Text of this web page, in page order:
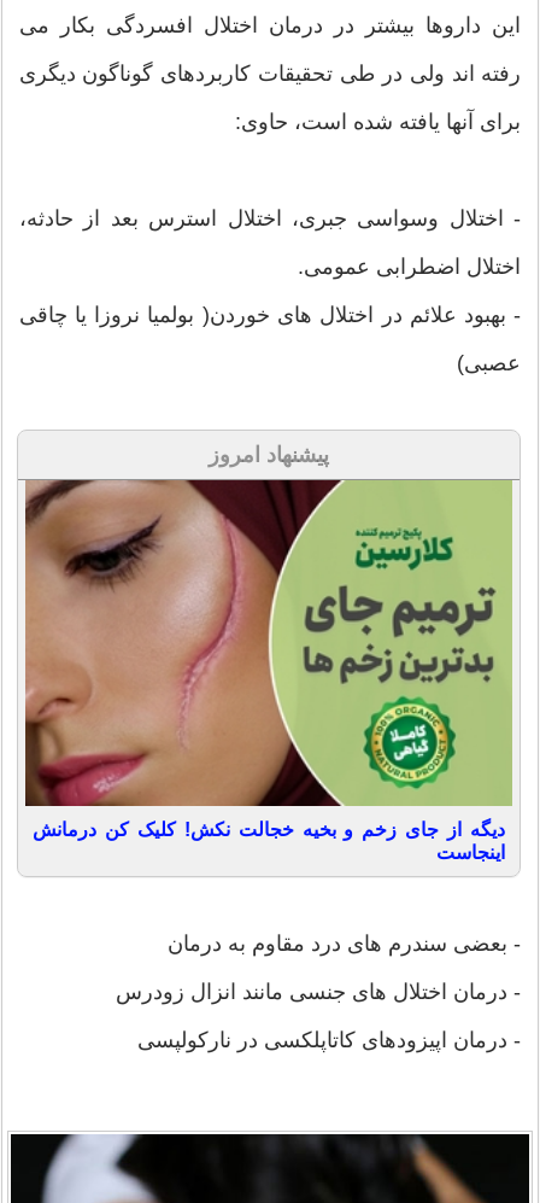
این داروها بیشتر در درمان اختلال افسردگی بکار می
رفته اند ولی در طی تحقيقات کاربردهای گوناگون دیگری
برای آنها یافته شده است، حاوی:
- اختلال وسواسی جبری، اختلال استرس بعد از حادثه،
اختلال اضطرابی عمومی.
- بهبود علائم در اختلال های خوردن( بولمیا نروزا یا چاقی
عصبی)
پیشنهاد امروز
دیگه از جای زخم و بخیه خجالت نکش! کلیک کن درمانش
اینجاست
- بعضی سندرم های درد مقاوم به درمان
- درمان اختلال های جنسی مانند انزال زودرس
- درمان اپیزودهای کاتاپلکسی در نارکولپسی